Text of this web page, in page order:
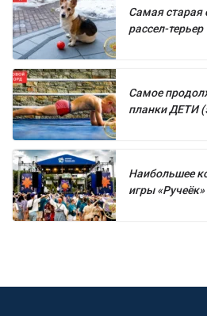
Самая старая
рассел-терьер
Самое
планки ДЕТИ
Наибольшее
игры «Ручеёк»